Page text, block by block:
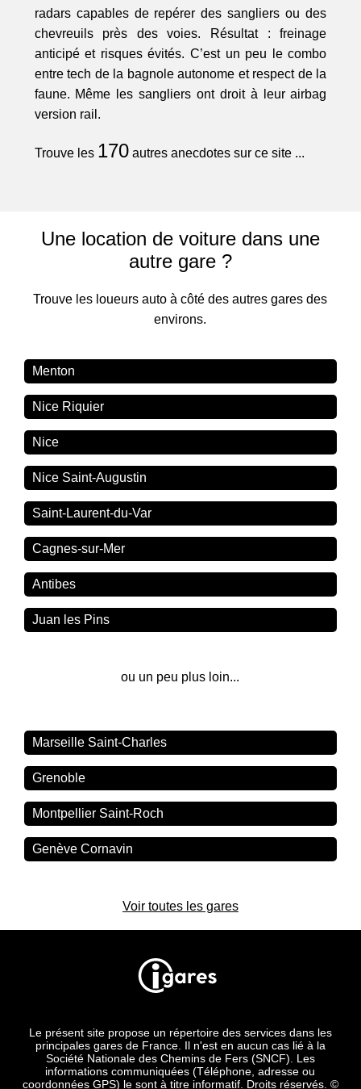
radars capables de repérer des sangliers ou des
chevreuils près des voies. Résultat : freinage
anticipé et risques évités. C’est un peu le combo
entre tech de la bagnole autonome et respect de la
faune. Même les sangliers ont droit à leur airbag
version rail.
Trouve les 170autres anecdotes sur ce site ...
Une location de voiture dans une
autre gare ?
Trouve les loueurs auto à côté des autres gares des
environs.
Menton
Nice Riquier
Nice
Nice Saint-Augustin
Saint-Laurent-du-Var
Cagnes-sur-Mer
Antibes
Juan les Pins
ou un peu plus loin...
Marseille Saint-Charles
Grenoble
Montpellier Saint-Roch
Genève Cornavin
Voir toutes les gares
Le présent site propose un répertoire des services dans les
principales gares de France. Il n'est en aucun cas lié à la
Société Nationale des Chemins de Fers (SNCF). Les
informations communiquées (Téléphone, adresse ou
coordonnées GPS) le sont à titre informatif. Droits réservés. ©